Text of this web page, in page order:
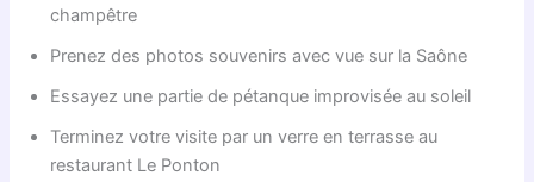
champêtre
Prenez des photos souvenirs avec vue sur la Saône
Essayez une partie de pétanque improvisée au soleil
Terminez votre visite par un verre en terrasse au
restaurant Le Ponton